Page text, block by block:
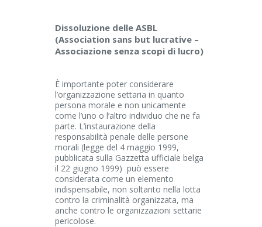
Dissoluzione delle ASBL
(Association sans but lucrative –
Associazione senza scopi di lucro)
È importante poter considerare
l’organizzazione settaria in quanto
persona morale e non unicamente
come l’uno o l’altro individuo che ne fa
parte. L’instaurazione della
responsabilità penale delle persone
morali (legge del 4 maggio 1999,
pubblicata sulla Gazzetta ufficiale belga
il 22 giugno 1999) può essere
considerata come un elemento
indispensabile, non soltanto nella lotta
contro la criminalità organizzata, ma
anche contro le organizzazioni settarie
pericolose.